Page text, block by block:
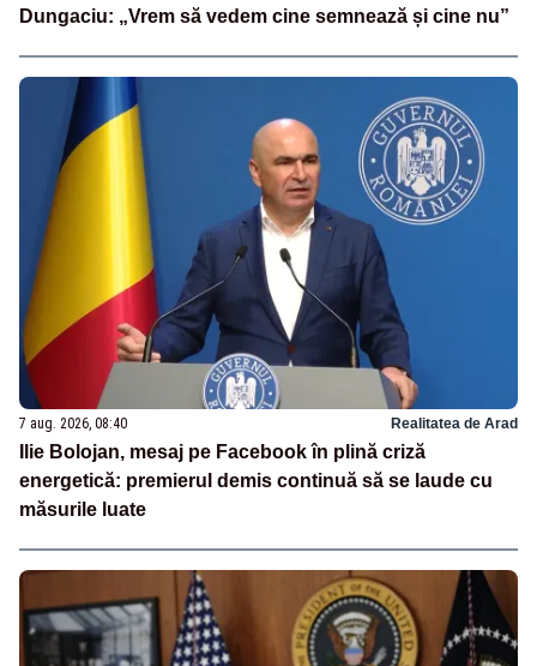
Dungaciu: „Vrem să vedem cine semnează și cine nu”
7 aug. 2026, 08:40 Realitatea de Arad
Ilie Bolojan, mesaj pe Facebook în plină criză
energetică: premierul demis continuă să se laude cu
măsurile luate